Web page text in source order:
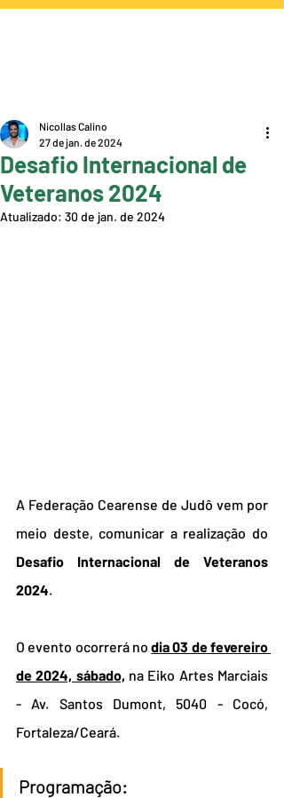
Desafio Internacional de
Veteranos 2024
Nicollas Calino
27 de jan. de 2024
Atualizado: 30 de jan. de 2024
A Federação Cearense de Judô vem por
Desafio Internacional de Veteranos
2024.
O evento ocorrerá no dia 03 de fevereiro
de 2024, sábado, na Eiko Artes Marciais
- Av. Santos Dumont, 5040 - Cocó,
Fortaleza/Ceará.
Programação: